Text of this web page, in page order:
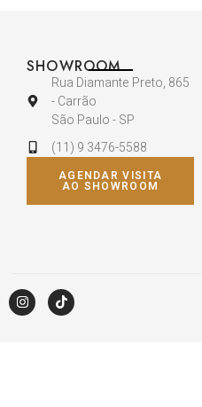
SHOWROOM
Rua Diamante Preto, 865
- Carrão
São Paulo - SP
(11) 9 3476-5588
AGENDAR VISITA
AO SHOWROOM